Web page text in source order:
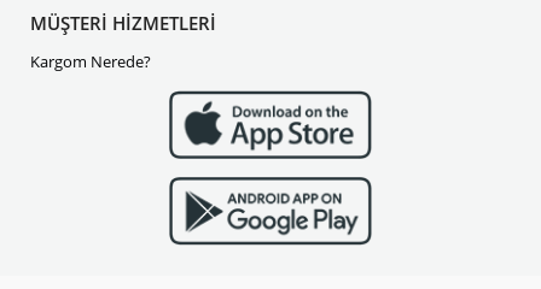
MÜŞTERİ HİZMETLERİ
Kargom Nerede?